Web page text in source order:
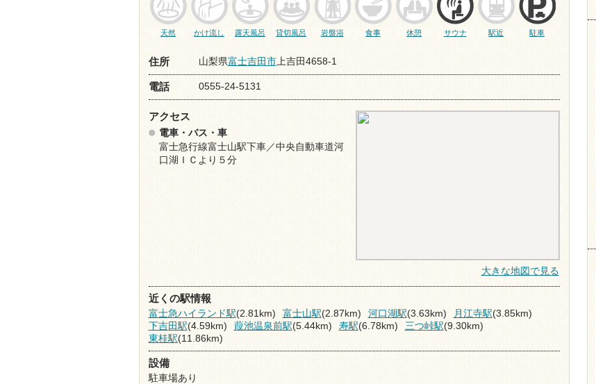
天然 かけ流し 露天風呂 貸切風呂 岩盤浴 食事 休憩 サウナ 駅近 駐車
住所 山梨県富士吉田市上吉田4658-1
電話 0555-24-5131
アクセス
電車・バス・車
富士急行線富士山駅下車／中央自動車道河
口湖ＩＣより５分
大きな地図で見る
近くの駅情報
富士急ハイランド駅(2.81km) 富士山駅(2.87km) 河口湖駅(3.63km) 月江寺駅(3.85km)
下吉田駅(4.59km) 葭池温泉前駅(5.44km) 寿駅(6.78km) 三つ峠駅(9.30km)
東桂駅(11.86km)
設備
駐車場あり